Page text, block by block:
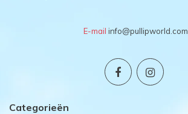
E-mail info@pullipworld.com
Categorieën